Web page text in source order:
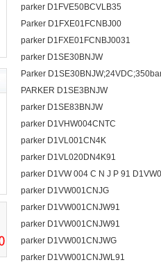
parker D1FVE50BCVLB35
Parker D1FXE01FCNBJ00
parker D1FXE01FCNBJ0031
parker D1SE30BNJW
Parker
PARKER D1SE3BNJW
parker D1SE83BNJW
parker D1VHW004CNTC
parker D1VL001CN4K
parker D1VL020DN4K91
parker D1VW 004 C N J P 91
parker D1VW001CNJG
parker D1VW001CNJW91
parker D1VW001CNJW91
parker D1VW001CNJWG
parker D1VW001CNJWL91